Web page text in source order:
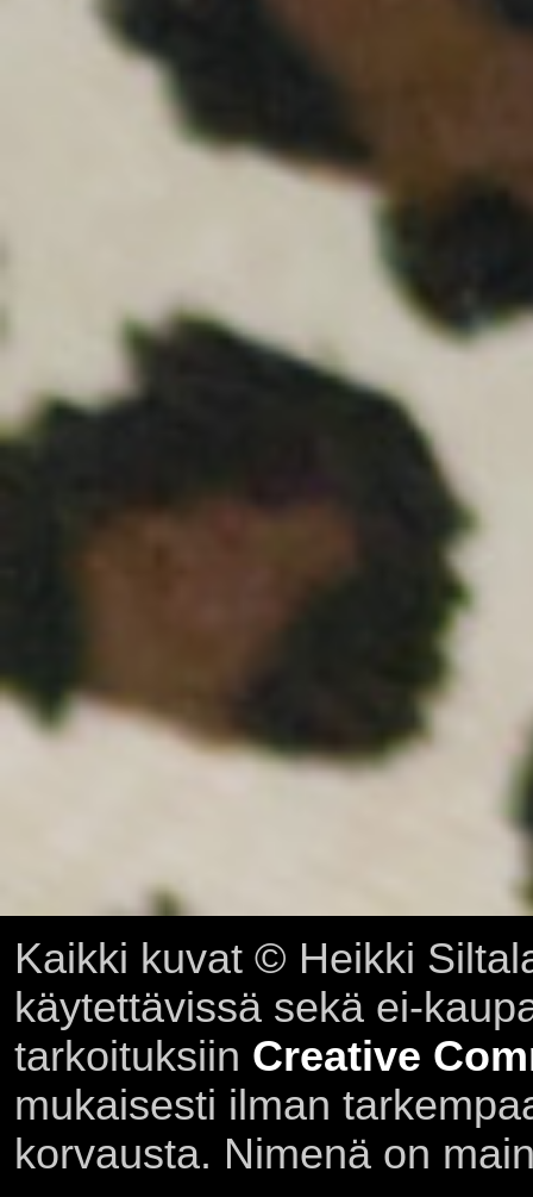
Kaikki kuvat © Heikki
käytettävissä sekä ei-
tarkoituksiin Creative
mukaisesti ilman
korvausta. Nimenä on